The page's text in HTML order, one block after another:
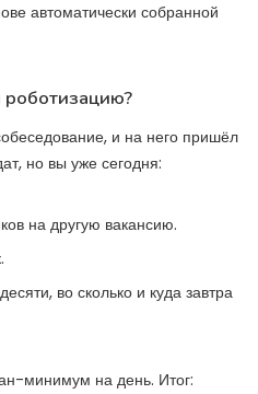
автоматически собранной
роботизацию?
и на него пришёл
но вы уже сегодня:
на другую вакансию.
во сколько и куда завтра
минимум на день. Итог: